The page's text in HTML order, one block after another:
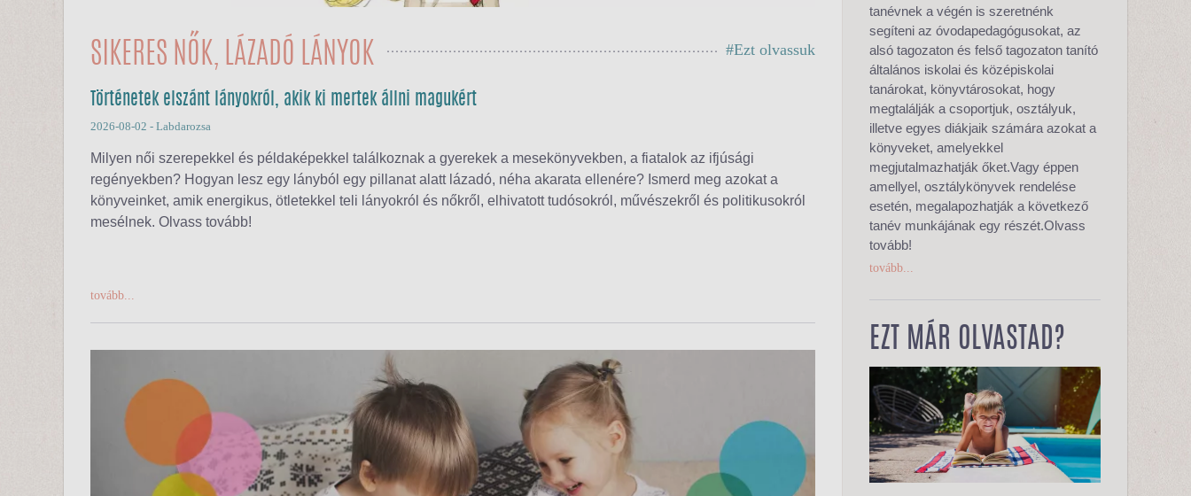
SIKERES NŐK, LÁZADÓ LÁNYOK #Ezt olvassuk
Történetek elszánt lányokról, akik ki mertek állni magukért
2026-08-02 - Labdarozsa
Milyen női szerepekkel és példaképekkel találkoznak a gyerekek a mesekönyvekben, a fiatalok az ifjúsági
regényekben? Hogyan lesz egy lányból egy pillanat alatt lázadó, néha akarata ellenére? Ismerd meg azokat a
könyveinket, amik energikus, ötletekkel teli lányokról és nőkről, elhivatott tudósokról, művészekről és politikusokról
mesélnek. Olvass tovább!
tovább...
tanévnek a végén is szeretnénk
segíteni az óvodapedagógusokat, az
alsó tagozaton és felső tagozaton tanító
általános iskolai és középiskolai
tanárokat, könyvtárosokat, hogy
megtalálják a csoportjuk, osztályuk,
illetve egyes diákjaik számára azokat a
könyveket, amelyekkel
megjutalmazhatják őket.Vagy éppen
amellyel, osztálykönyvek rendelése
esetén, megalapozhatják a következő
tanév munkájának egy részét.Olvass
tovább!
tovább...
EZT MÁR OLVASTAD?